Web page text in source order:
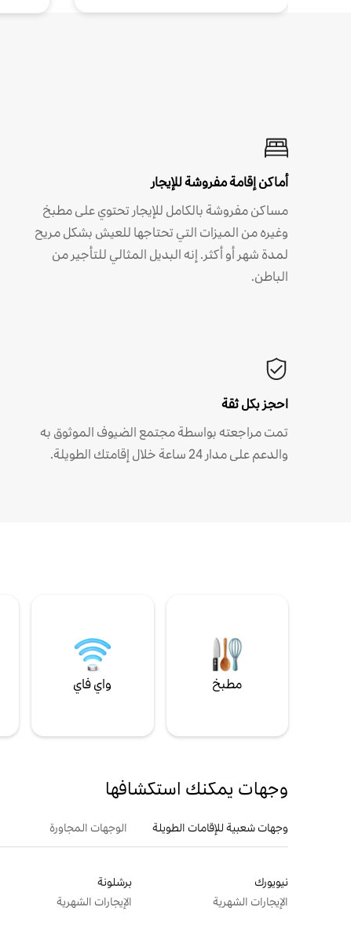
أماكن إقامة مفروشة للإيجار
مساكن مفروشة بالكامل للإيجار تحتوي على مطبخ
وغيره من الميزات التي تحتاجها للعيش بشكل مريح
لمدة شهر أو أكثر. إنه البديل المثالي للتأجير من
الباطن.
احجز بكل ثقة
تمت مراجعته بواسطة مجتمع الضيوف الموثوق به
والدعم على مدار 24 ساعة خلال إقامتك الطويلة.
مطبخ واي فاي
وجهات يمكنك استكشافها
وجهات شعبية للإقامات الطويلة الوجهات المجاورة
نيويورك
الإيجارات الشهرية
برشلونة
الإيجارات الشهرية